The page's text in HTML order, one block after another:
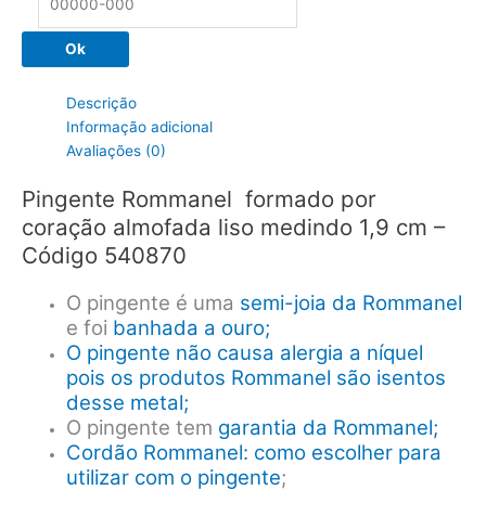
cm
540870
quantidade
Ok
Descrição
Informação adicional
Avaliações (0)
Pingente Rommanel formado por
coração almofada liso medindo 1,9 cm –
Código 540870
O pingente é uma semi-joia da Rommanel
e foi banhada a ouro;
O pingente não causa alergia a níquel
pois os produtos Rommanel são isentos
desse metal;
O pingente tem garantia da Rommanel;
Cordão Rommanel: como escolher para
utilizar com o pingente;